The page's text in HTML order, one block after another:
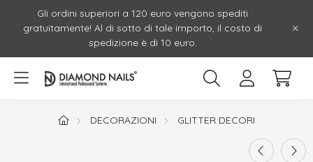
Gli ordini superiori a 120 euro vengono spediti
gratuitamente! Al di sotto di tale importo, il costo di
spedizione è di 10 euro.
DECORAZIONI GLITTER DECORI